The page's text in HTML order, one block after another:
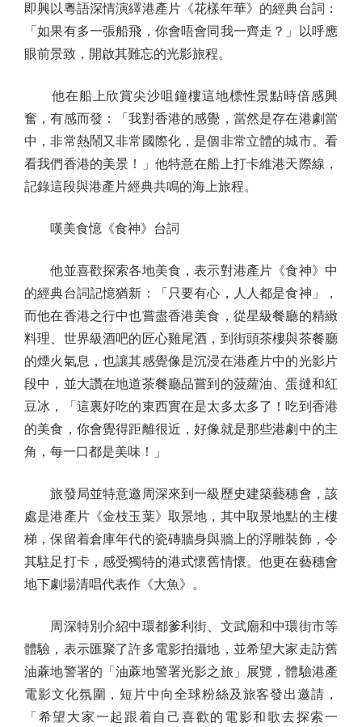
即興以粵語深情演繹港產片《花樣年華》的經典台詞：
「如果有多一張船飛，你會唔會同我一齊走？」以呼應
眼前景致，開啟其難忘的光影旅程。
他在船上欣賞尖沙咀鐘樓這地標性景點時倍感興
奮，有感而發：「我對香港的感覺，當然是存在港劇當
中，非常熱鬧又非常國際化，是個非常立體的城市。看
看我們香港的美景！」他特意在船上打卡維港天際線，
記錄這段與港產片經典共鳴的海上旅程。
嘆美食憶《食神》台詞
他並喜歡探索各地美食，表示對港產片《食神》中
的經典台詞記憶猶新：「只要有心，人人都是食神」，
而他在香港之行中也嘗盡香港美食，從星級餐廳的精緻
料理、世界級酒吧的匠心雞尾酒，到街頭茶樓與茶餐廳
的煙火氣息，也讓其感覺像是沉浸在港產片中的光影片
段中，並大讚在地道茶餐廳品嘗到的菠蘿油、蛋撻和紅
豆冰，「這裏好吃的東西實在是太多太多了！吃到香港
的美食，你會覺得距離很近，好像就是那些港劇中的主
角，每一口都是美味！」
旅發局並特意邀周深來到一級歷史建築藝穗會，該
處是港產片《金枝玉葉》取景地，其中取景地點的主樓
梯，保留着倉庫年代的瓷磚牆身與牆上的浮雕裝飾，令
其駐足打卡，感受獨特的港式懷舊情懷。他更在藝穗會
地下劇場清唱代表作《大魚》。
周深特別介紹中環都爹利街、文武廟和中環街市等
體驗，表示匯聚了許多電影拍攝地，並希望大家走訪舊
油蔴地警署的「油蔴地警署光影之旅」展覽，體驗港產
電影文化氛圍，短片中向全球粉絲及旅客發出邀請，
「希望大家一起跟着自己喜歡的電影和歌去探索一